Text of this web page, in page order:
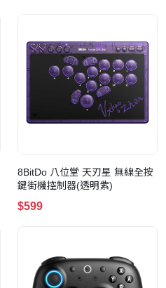
8BitDo 八位堂 天刃星 無線全按
鍵街機控制器(透明紫)
$599